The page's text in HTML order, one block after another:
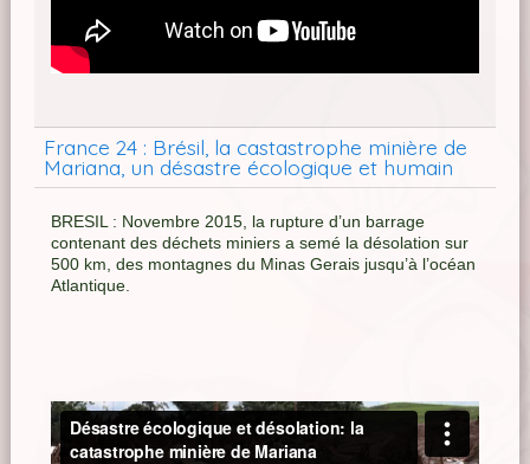
France 24 : Brésil, la castastrophe minière de
Mariana, un désastre écologique et humain
BRESIL : Novembre 2015, la rupture d’un barrage
contenant des déchets miniers a semé la désolation sur
500 km, des montagnes du Minas Gerais jusqu’à l’océan
Atlantique.